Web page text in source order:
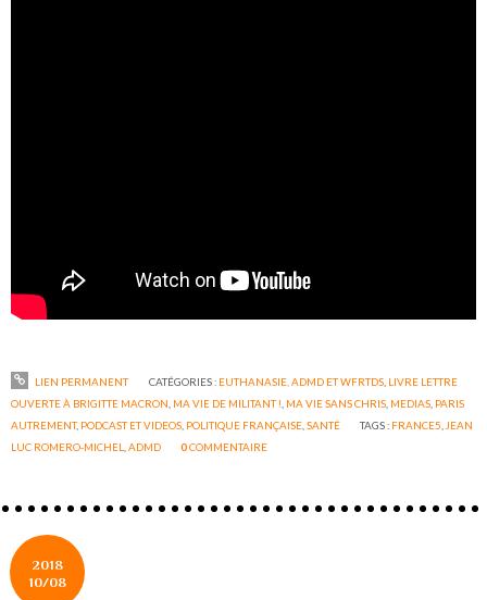
LIEN PERMANENT CATÉGORIES : EUTHANASIE, ADMD ET WFRTDS, LIVRE LETTRE
OUVERTE À BRIGITTE MACRON MA VIE DE MILITANT ! MA VIE SANS CHRIS MEDIAS PARIS
AUTREMENT, PODCAST ET VIDEOS POLITIQUE FRANÇAISE ,SANTÉ TAGS : FRANCE5 JEAN
LUC ROMERO-MICHEL ,ADMD 0COMMENTAIRE
2018
10/08